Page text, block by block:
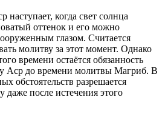
когда свет солнца
оттенок и его можно
глазом. Считается
молитву за этот момент. Однако
времени остаётся обязанность
Аср до времени молитвы Магриб. В
обстоятельств разрешается
даже после истечения этого